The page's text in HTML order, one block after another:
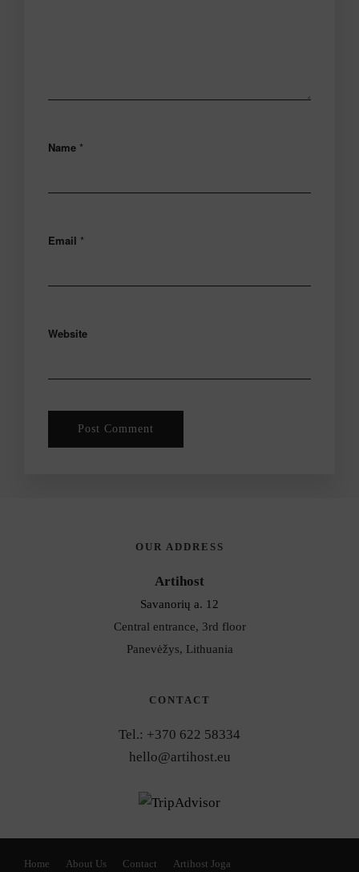
Name *
Email *
Website
OUR ADDRESS
Artihost
Savanorių a. 12
Central entrance, 3rd floor
Panevėžys, Lithuania
CONTACT
Tel.: +370 622 58334
hello@artihost.eu
Home About Us Contact Artihost Joga